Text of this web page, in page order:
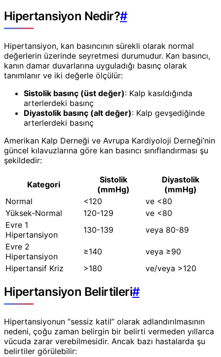
Hipertansiyon Nedir?#
Hipertansiyon, kan basıncının sürekli olarak normal
değerlerin üzerinde seyretmesi durumudur. Kan basıncı,
kanın damar duvarlarına uyguladığı basınç olarak
tanımlanır ve iki değerle ölçülür:
Sistolik basınç (üst değer): Kalp kasıldığında
arterlerdeki basınç
Diyastolik basınç (alt değer): Kalp gevşediğinde
arterlerdeki basınç
Amerikan Kalp Derneği ve Avrupa Kardiyoloji Derneği’nin
güncel kılavuzlarına göre kan basıncı sınıflandırması şu
şekildedir:
Kategori
Sistolik
(mmHg)
Diyastolik
(mmHg)
Normal
<120
ve <80
Yüksek-Normal
120-129
ve <80
Evre 1
Hipertansiyon
130-139
veya 80-89
Evre 2
Hipertansiyon
≥140
veya ≥90
Hipertansif Kriz
>180 ve/veya >120
Hipertansiyon Belirtileri#
Hipertansiyonun “sessiz katil” olarak adlandırılmasının
nedeni, çoğu zaman belirgin bir belirti vermeden yıllarca
vücuda zarar verebilmesidir. Ancak bazı hastalarda şu
belirtiler görülebilir: